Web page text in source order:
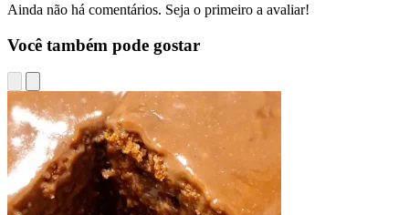
Ainda não há comentários. Seja o primeiro a avaliar!
Você também pode gostar